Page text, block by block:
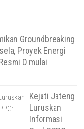
Groundbreaking
Proyek Energi
Dimulai
Kejati Jateng
Luruskan
Informasi